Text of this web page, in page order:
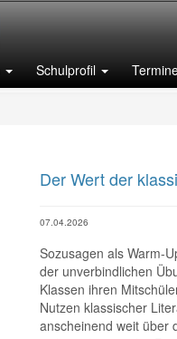
Schulprofil
Der Wert der
07.04.2026
Sozusagen als Warm-
der unverbindlichen
Klassen ihren
Nutzen klassischer
anscheinend weit über